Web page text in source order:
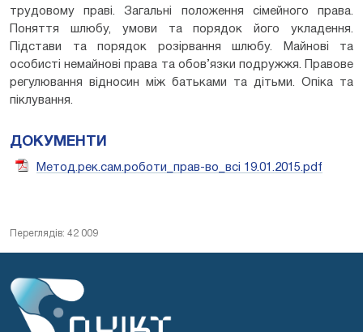
трудовому праві. Загальні положення сімейного права.
Поняття шлюбу, умови та порядок його укладення.
Підстави та порядок розірвання шлюбу. Майнові та
особисті немайнові права та обов’язки подружжя. Правове
регулювання відносин між батьками та дітьми. Опіка та
піклування.
ДОКУМЕНТИ
Метод.рек.сам.роботи_прав-во_всі 19.01.2015.pdf
Переглядів: 42 009